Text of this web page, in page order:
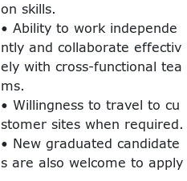
on skills.
• Ability to work independe
ntly and collaborate effectiv
ely with cross-functional tea
ms.
• Willingness to travel to cu
stomer sites when required.
• New graduated candidate
s are also welcome to apply